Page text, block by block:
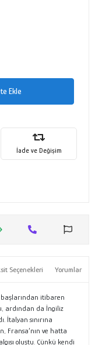
Ekle
İade ve Değişim
Seçenekleri Yorumlar
başlarından itibaren
ardından da İngiliz
İtalyan sınırına
Fransa’nın ve hatta
oluştu. Çünkü kendi